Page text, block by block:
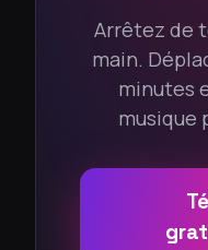
Arrêtez de
main.
minutes
musique